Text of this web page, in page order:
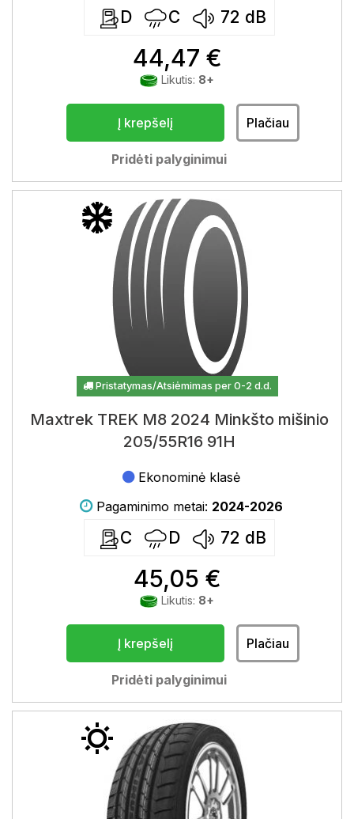
D C 72 dB
44,47 €
Likutis: 8+
Į krepšelį Plačiau
Pridėti palyginimui
Pristatymas/Atsiėmimas per 0-2 d.d.
Maxtrek TREK M8 2024 Minkšto mišinio
205/55R16 91H
Ekonominė klasė
Pagaminimo metai: 2024-2026
C D 72 dB
45,05 €
Likutis: 8+
Į krepšelį Plačiau
Pridėti palyginimui